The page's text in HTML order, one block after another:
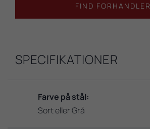
FIND FORHANDLER
SPECIFIKATIONER
Farve på stål:
Sort eller Grå